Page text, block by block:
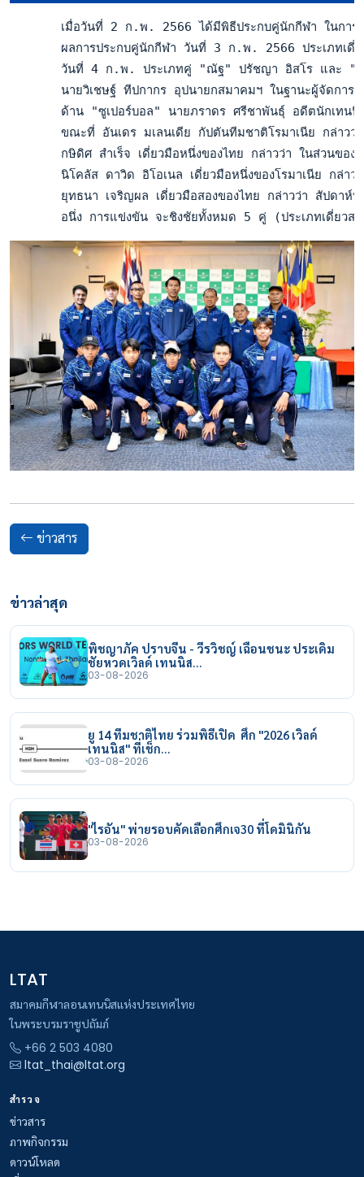
เมื่อวันที่ 2 ก.พ. 2566 ได้มีพิธีประกบคู่นักกีฬา ในกา
ผลการประกบคู่นักกีฬา วันที่ 3 ก.พ. 2566 ประเภทเ
วันที่ 4 ก.พ. ประเภทคู่ "ณัฐ" ปรัชญา อิสโร และ "
นายวิเชษฐ์ ทีปกากร อุปนายกสมาคมฯ ในฐานะผู้จัดกา
ด้าน "ซูเปอร์บอล" นายภราดร ศรีชาพันธุ์ อดีตนักเทนนิ
ขณะที่ อันเดร มเลนเดีย กัปตันทีมชาติโรมาเนีย กล่าวว่
กษิดิศ สำเร็จ เดี่ยวมือหนึ่งของไทย กล่าวว่า ในส่วนข
นิโคลัส ดาวิด อิโอเนล เดี่ยวมือหนึ่งของโรมาเนีย กล่
ยุทธนา เจริญผล เดี่ยวมือสองของไทย กล่าวว่า สัปดาห์
อนึ่ง การแข่งขัน จะชิงชัยทั้งหมด 5 คู่ (ประเภทเดี่ยว
ข่าวสาร
ข่าวล่าสุด
พิชญาภัค ปราบจีน - วีรวิชญ์ เฉือนชนะ ประเดิม
ชัยหวดเวิลด์ เทนนิส…
03-08-2026
ยู 14 ทีมชาติไทย ร่วมพิธีเปิด ศึก "2026 เวิลด์
เทนนิส" ที่เช็ก…
03-08-2026
"ไรอัน" พ่ายรอบคัดเลือกศึกเจ30 ที่โดมินิกัน
03-08-2026
LTAT
สมาคมกีฬาลอนเทนนิสแห่งประเทศไทย
ในพระบรมราชูปถัมภ์
+66 2 503 4080
ltat_thai@ltat.org
สำรวจ
ข่าวสาร
ภาพกิจกรรม
ดาวน์โหลด